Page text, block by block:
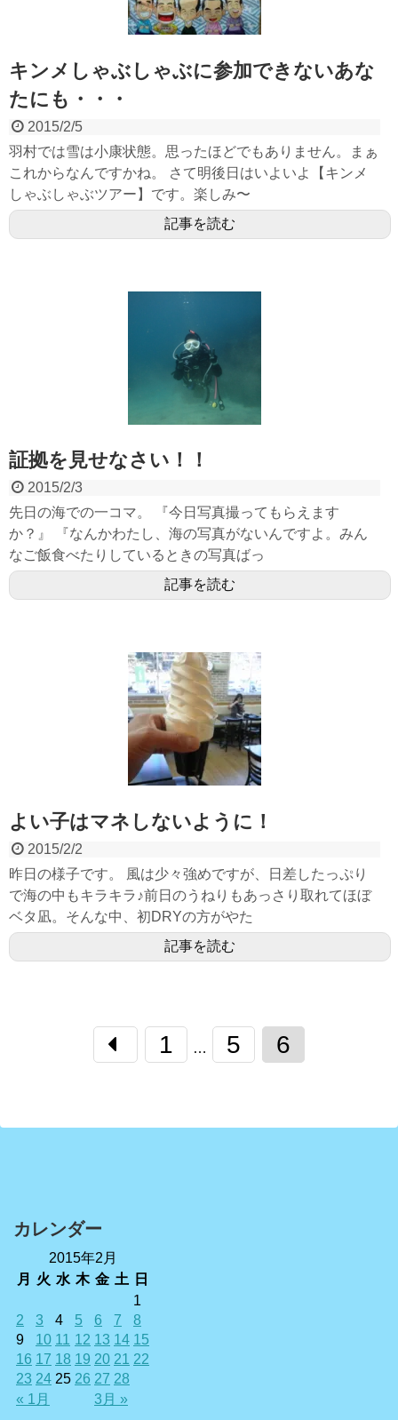
キンメしゃぶしゃぶに参加できないあな
たにも・・・
2015/2/5
羽村では雪は小康状態。思ったほどでもありません。まぁ
これからなんですかね。 さて明後日はいよいよ【キンメ
しゃぶしゃぶツアー】です。楽しみ〜
記事を読む
証拠を見せなさい！！
2015/2/3
先日の海での一コマ。 『今日写真撮ってもらえます
か？』 『なんかわたし、海の写真がないんですよ。みん
なご飯食べたりしているときの写真ばっ
記事を読む
よい子はマネしないように！
2015/2/2
昨日の様子です。 風は少々強めですが、日差したっぷり
で海の中もキラキラ♪前日のうねりもあっさり取れてほぼ
ベタ凪。そんな中、初DRYの方がやた
記事を読む
1 … 5 6
カレンダー
2015年2月
月
火 水 木 金 土 日
« 1月 3月 »
1
2
3 4 5 6 7
8
9
10 11 12 13 14 15
16 17 18 19 20 21 22
23 24 25 26 27 28